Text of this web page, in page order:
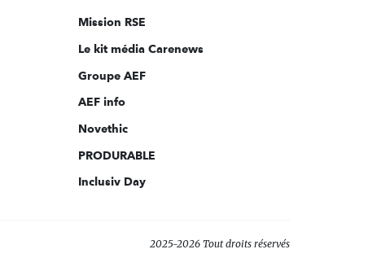
sur:
Mission RSE
Le kit média Carenews
Groupe AEF
AEF info
Novethic
PRODURABLE
Inclusiv Day
2025-2026 Tout droits réservés